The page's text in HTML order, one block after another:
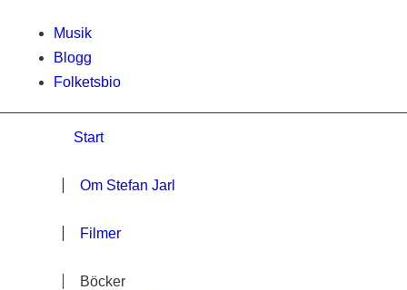
Musik
Blogg
Folketsbio
Start
Om Stefan Jarl
Filmer
Böcker